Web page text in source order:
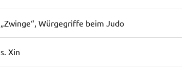
„Zwinge“, Würgegriffe beim Judo
s. Xin